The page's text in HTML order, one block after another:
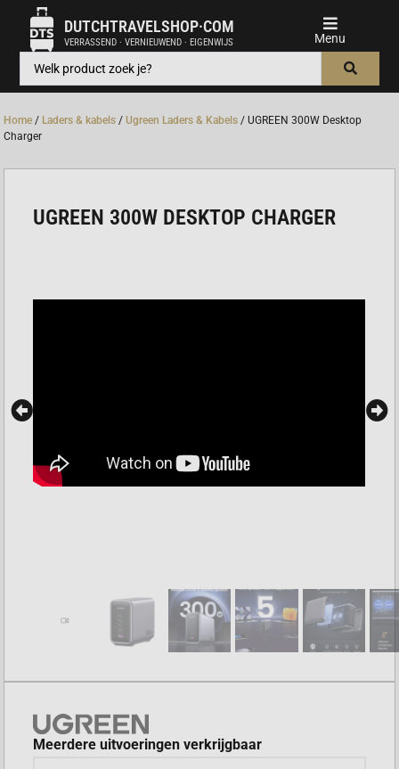
DUTCHTRAVELSHOP·COM
VERRASSEND · VERNIEUWEND · EIGENWIJS
Home / Laders & kabels /Ugreen Laders & Kabels / UGREEN 300W Desktop
Charger
UGREEN 300W DESKTOP CHARGER
Meerdere uitvoeringen verkrijgbaar